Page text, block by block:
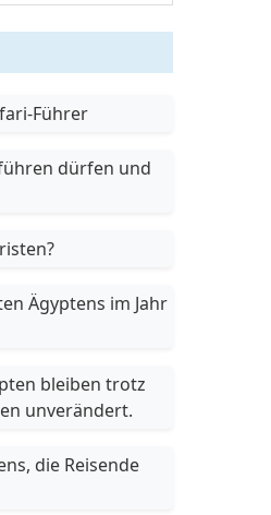
Führer
dürfen und
Ägyptens im Jahr
bleiben trotz
unverändert.
die Reisende